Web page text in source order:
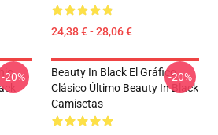
24,38 € - 28,06 €
-20%
Beauty In Black El Gráfico
Clásico Último Beauty In Black
Camisetas
-20%